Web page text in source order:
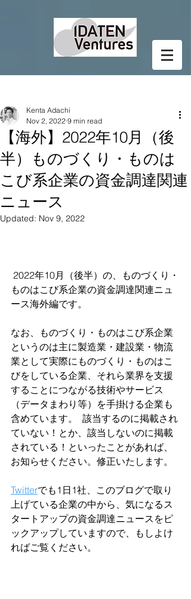
【海外】2022年10月（後
半）ものづくり・ものは
こび系企業の資金調達関連
ニュース
Kenta Adachi
Nov 2, 2022 9 min read
Updated: Nov 9, 2022
ものはこび系企業の資金調達関連ニュ
ース海外編です。
なお、ものづくり・ものはこび系企業
というのは主に製造業・建設業・物流
業として実際にものづくり・ものはこ
びをしている企業、それら業界を支援
することにつながる技術やサービス
（データまわり等）を手掛ける企業も
含めています。  該当するのに掲載され
ていない！とか、該当しないのに掲載
されている！といったことがあれば、
お知らせください。修正いたします。
Twitterでも1日1社、このブログで取り
上げている企業の中から、気になるス
タートアップの資金調達ニュースをピ
ックアップしていますので、もしよけ
ればご覧ください。